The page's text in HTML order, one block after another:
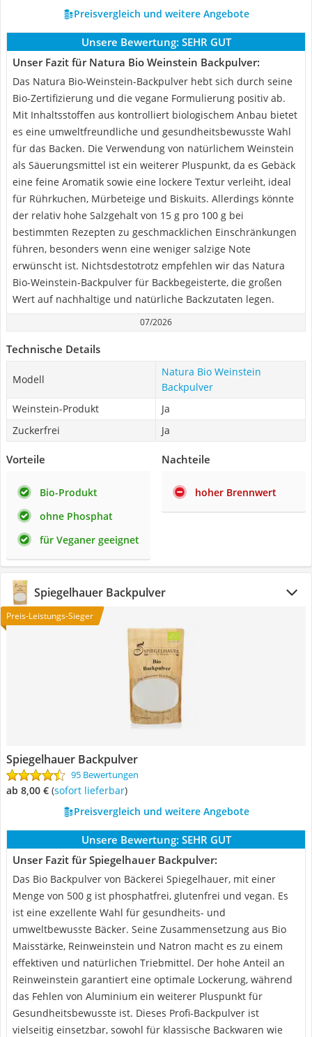
Preisvergleich und weitere Angebote
Unsere Bewertung: SEHR GUT
Unser Fazit für Natura Bio Weinstein Backpulver:
Das Natura Bio-Weinstein-Backpulver hebt sich durch seine
Bio-Zertifizierung und die vegane Formulierung positiv ab.
Mit Inhaltsstoffen aus kontrolliert biologischem Anbau bietet
es eine umweltfreundliche und gesundheitsbewusste Wahl
für das Backen. Die Verwendung von natürlichem Weinstein
als Säuerungsmittel ist ein weiterer Pluspunkt, da es Gebäck
eine feine Aromatik sowie eine lockere Textur verleiht, ideal
für Rührkuchen, Mürbeteige und Biskuits. Allerdings könnte
der relativ hohe Salzgehalt von 15 g pro 100 g bei
bestimmten Rezepten zu geschmacklichen Einschränkungen
führen, besonders wenn eine weniger salzige Note
erwünscht ist. Nichtsdestotrotz empfehlen wir das Natura
Bio-Weinstein-Backpulver für Backbegeisterte, die großen
Wert auf nachhaltige und natürliche Backzutaten legen.
07/2026
Technische Details
Modell
Natura Bio Weinstein
Backpulver
Weinstein-Produkt
Ja
Zuckerfrei
Ja
Vorteile
Bio-Produkt
ohne Phosphat
für Veganer geeignet
Nachteile
hoher Brennwert
Spiegelhauer Backpulver
Preis-Leistungs-Sieger
Spiegelhauer Backpulver
95 Bewertungen
ab 8,00 € ( Sofort lieferbar)
Preisvergleich und weitere Angebote
Unsere Bewertung: SEHR GUT
Unser Fazit für Spiegelhauer Backpulver:
Das Bio Backpulver von Bäckerei Spiegelhauer, mit einer
Menge von 500 g ist phosphatfrei, glutenfrei und vegan. Es
ist eine exzellente Wahl für gesundheits- und
umweltbewusste Bäcker. Seine Zusammensetzung aus Bio
Maisstärke, Reinweinstein und Natron macht es zu einem
effektiven und natürlichen Triebmittel. Der hohe Anteil an
Reinweinstein garantiert eine optimale Lockerung, während
das Fehlen von Aluminium ein weiterer Pluspunkt für
Gesundheitsbewusste ist. Dieses Profi-Backpulver ist
vielseitig einsetzbar, sowohl für klassische Backwaren wie